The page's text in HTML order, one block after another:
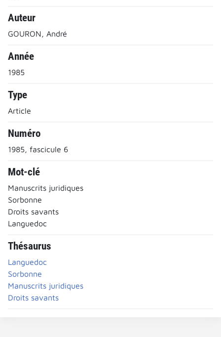
Auteur
GOURON, André
Année
1985
Type
Article
Numéro
1985, fascicule 6
Mot-clé
Manuscrits juridiques
Sorbonne
Droits savants
Languedoc
Thésaurus
Languedoc
Sorbonne
Manuscrits juridiques
Droits savants